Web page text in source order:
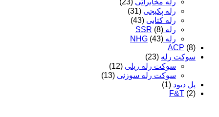
رله پکیجی (31)
رله کتابی (43)
رله SSR (8)
رله NHG (43)
ACP (8)
سوکت رله (23)
سوکت رله ریلی (12)
سوکت رله سوزنی (13)
پل دیود (1)
F&T (2)